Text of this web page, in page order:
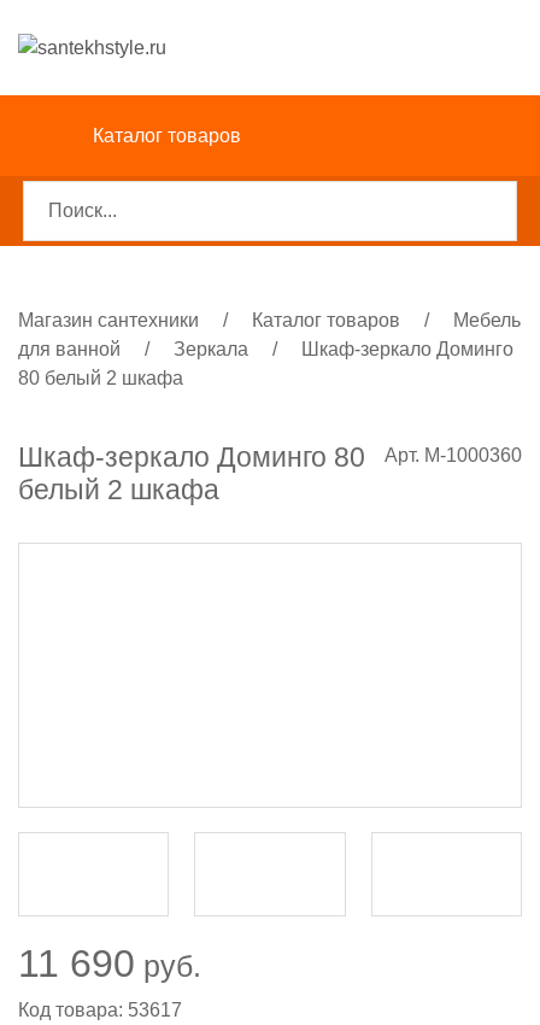
Каталог товаров
Магазин сантехники / Каталог товаров /
Мебель
для ванной
/ Зеркала /
Шкаф-зеркало Доминго
80 белый 2 шкафа
Арт. M-1000360
Шкаф-зеркало Доминго 80
белый 2 шкафа
11 690 руб.
Код товара: 53617